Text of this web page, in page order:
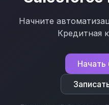
Начните
Кредитная
Начать